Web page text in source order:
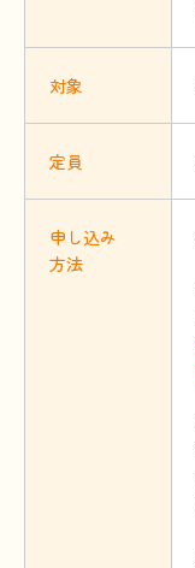
対象
定員
申 し込み
方法